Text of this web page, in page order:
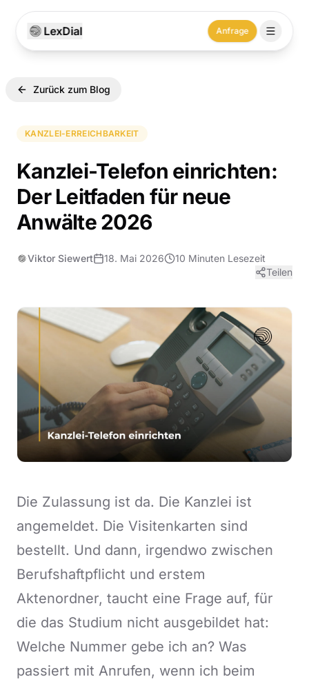
LexDial Anfrage
Zurück zum Blog
KANZLEI-ERREICHBARKEIT
Kanzlei-Telefon einrichten:
Der Leitfaden für neue
Anwälte 2026
Viktor Siewert 18. Mai 2026 10 Minuten Lesezeit
Teilen
Die Zulassung ist da. Die Kanzlei ist
angemeldet. Die Visitenkarten sind
bestellt. Und dann, irgendwo zwischen
Berufshaftpflicht und erstem
Aktenordner, taucht eine Frage auf, für
die das Studium nicht ausgebildet hat:
Welche Nummer gebe ich an? Was
passiert mit Anrufen, wenn ich beim